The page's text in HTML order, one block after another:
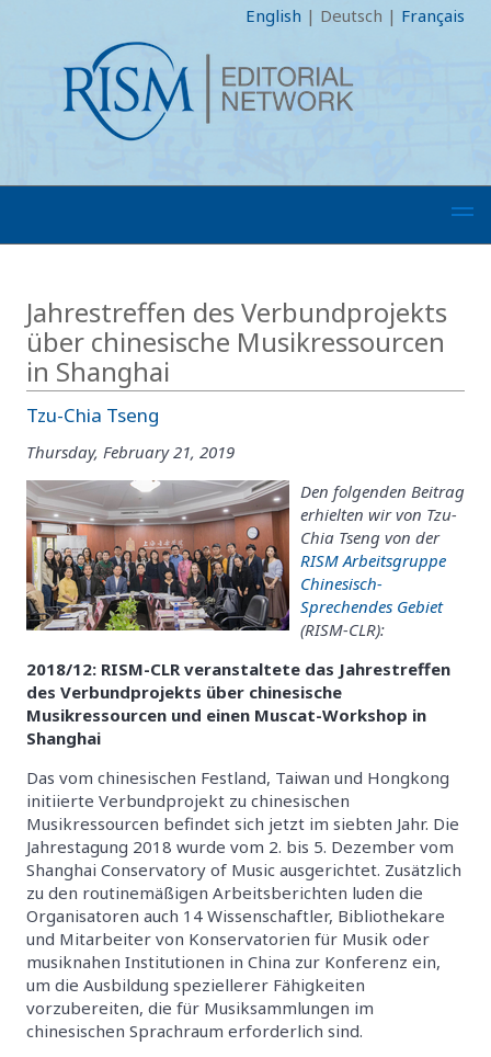
English | Deutsch | Français
Jahrestreffen des Verbundprojekts
über chinesische Musikressourcen
in Shanghai
Tzu-Chia Tseng
Thursday, February 21, 2019
Den folgenden Beitrag
erhielten wir von Tzu-
Chia Tseng von der
RISM Arbeitsgruppe
Chinesisch-
Sprechendes Gebiet
(RISM-CLR):
2018/12: RISM-CLR veranstaltete das Jahrestreffen
des Verbundprojekts über chinesische
Musikressourcen und einen Muscat-Workshop in
Shanghai
Das vom chinesischen Festland, Taiwan und Hongkong
initiierte Verbundprojekt zu chinesischen
Musikressourcen befindet sich jetzt im siebten Jahr. Die
Jahrestagung 2018 wurde vom 2. bis 5. Dezember vom
Shanghai Conservatory of Music ausgerichtet. Zusätzlich
zu den routinemäßigen Arbeitsberichten luden die
Organisatoren auch 14 Wissenschaftler, Bibliothekare
und Mitarbeiter von Konservatorien für Musik oder
musiknahen Institutionen in China zur Konferenz ein,
um die Ausbildung speziellerer Fähigkeiten
vorzubereiten, die für Musiksammlungen im
chinesischen Sprachraum erforderlich sind.